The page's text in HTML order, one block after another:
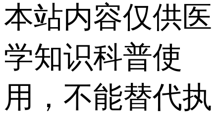
本站内容仅供医
学知识科普使
用，不能替代执